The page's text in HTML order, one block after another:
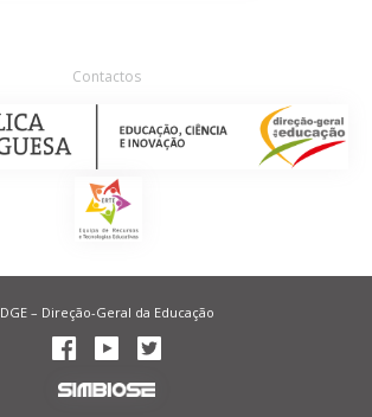
Contactos
DGE – Direção-Geral da Educação